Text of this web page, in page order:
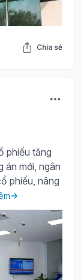
Chia sẻ
phiếu tăng
án mới, ngân
phiếu, nâng